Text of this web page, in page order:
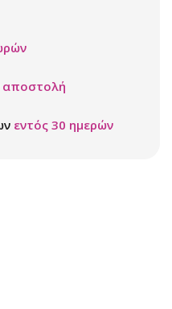
αποστολή
εντός 30 ημερών